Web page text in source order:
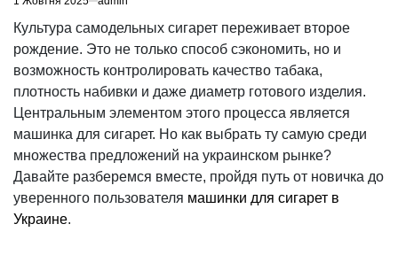
Культура самодельных сигарет переживает второе
рождение. Это не только способ сэкономить, но и
возможность контролировать качество табака,
плотность набивки и даже диаметр готового изделия.
Центральным элементом этого процесса является
машинка для сигарет. Но как выбрать ту самую среди
множества предложений на украинском рынке?
Давайте разберемся вместе, пройдя путь от новичка до
уверенного пользователя машинки для сигарет в
Украине.